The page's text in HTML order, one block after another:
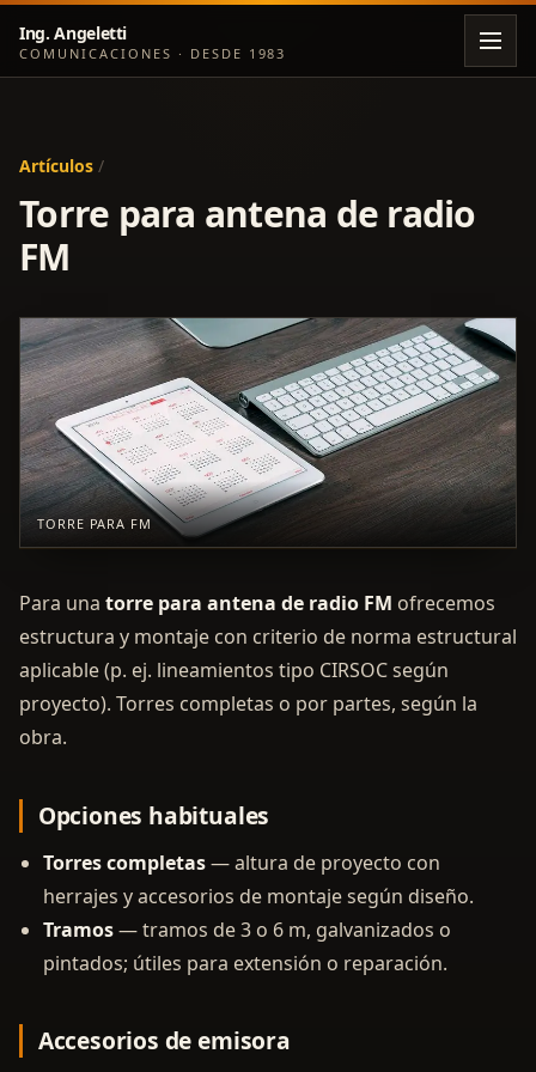
Ing. Angeletti
COMUNICACIONES · DESDE 1983
Artículos /
Torre para antena de radio
FM
TORRE PARA FM
Para una torre para antena de radio FM ofrecemos
estructura y montaje con criterio de norma estructural
aplicable (p. ej. lineamientos tipo CIRSOC según
proyecto). Torres completas o por partes, según la
obra.
Opciones habituales
Torres completas— altura de proyecto con
herrajes y accesorios de montaje según diseño.
Tramos— tramos de 3 o 6 m, galvanizados o
pintados; útiles para extensión o reparación.
Accesorios de emisora